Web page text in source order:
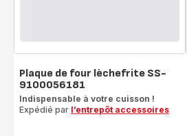
Plaque de four lèchefrite SS-
9100056181
Indispensable à votre cuisson !
Expédié par l’entrepôt accessoires